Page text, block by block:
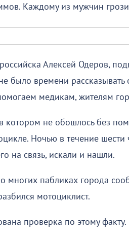
Каждому из мужчин
Алексей Одеров,
было времени
медикам, жителям
котором не обошлось без
Ночью в течение шести
на связь, искали и нашли.
многих пабликах города
мотоциклист.
проверка по этому факту.